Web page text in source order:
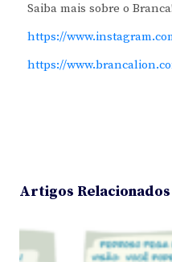
Saiba mais sobre o
https://
https://
Artigos Relacionados